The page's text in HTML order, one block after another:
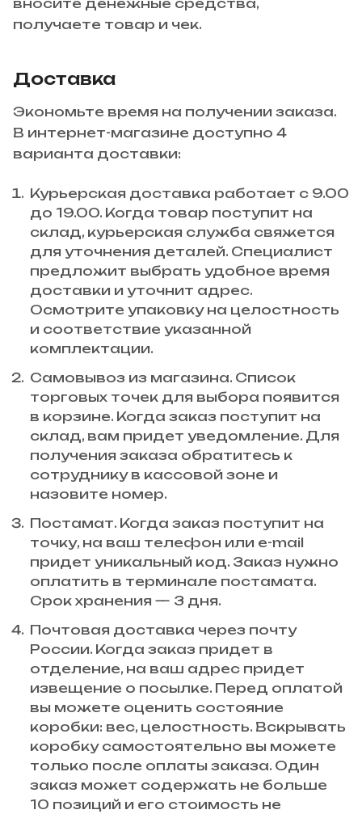
получаете товар и чек.
Доставка
Экономьте время на получении заказа.
В интернет-магазине доступно 4
варианта доставки:
Курьерская доставка работает с 9.00
до 19.00. Когда товар поступит на
склад, курьерская служба свяжется
для уточнения деталей. Специалист
предложит выбрать удобное время
доставки и уточнит адрес.
Осмотрите упаковку на целостность
и соответствие указанной
комплектации.
Самовывоз из магазина. Список
торговых точек для выбора появится
в корзине. Когда заказ поступит на
склад, вам придет уведомление. Для
получения заказа обратитесь к
сотруднику в кассовой зоне и
назовите номер.
Постамат. Когда заказ поступит на
точку, на ваш телефон или e-mail
придет уникальный код. Заказ нужно
оплатить в терминале постамата.
Срок хранения — 3 дня.
Почтовая доставка через почту
России. Когда заказ придет в
отделение, на ваш адрес придет
извещение о посылке. Перед оплатой
вы можете оценить состояние
коробки: вес, целостность. Вскрывать
коробку самостоятельно вы можете
только после оплаты заказа. Один
заказ может содержать не больше
10 позиций и его стоимость не